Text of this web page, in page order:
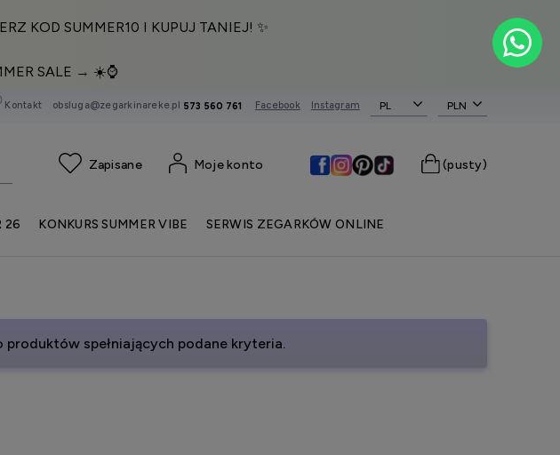
KOD SUMMER10 I KUPUJ TANIEJ! ✨
SALE → ☀️⌚️
Kontakt obsluga@zegarkinareke.pl 573 560 761 Facebook Instagram PL
(pusty)
Moje konto
26 KONKURS SUMMER VIBE
SERWIS ZEGARKÓW ONLINE
produktów spełniających podane kryteria.